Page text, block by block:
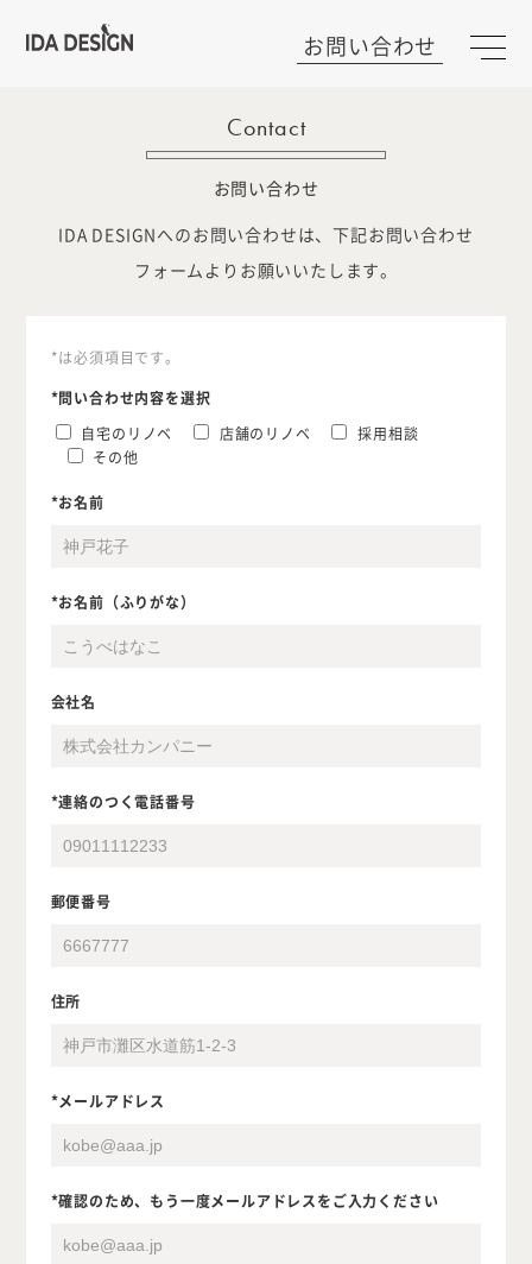
お問い合わせ
Contact
お問い合わせ
IDA DESIGNへのお問い合わせは、下記お問い合わせ
フォームよりお願いいたします。
*は必須項目です。
*問い合わせ内容を選択
自宅のリノベ 店舗のリノベ
採用相談
その他
*お名前
*お名前（ふりがな）
会社名
*連絡のつく電話番号
郵便番号
住所
*メールアドレス
*確認のため、もう一度メールアドレスをご入力ください
Company
Services
Journal